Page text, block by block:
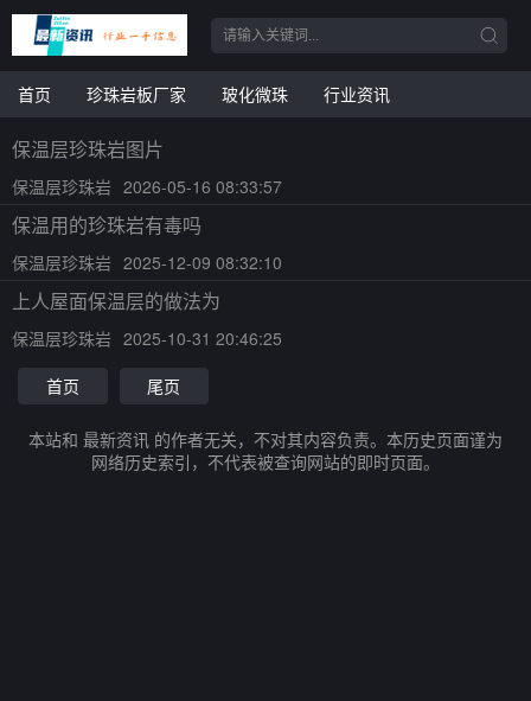
首页 珍珠岩板厂家 玻化微珠 行业资讯
保温层珍珠岩图片
保温层珍珠岩 2026-05-16 08:33:57
保温用的珍珠岩有毒吗
保温层珍珠岩 2025-12-09 08:32:10
上人屋面保温层的做法为
保温层珍珠岩 2025-10-31 20:46:25
首页
尾页
本站和 最新资讯 的作者无关，不对其内容负责。本历史页面谨为
网络历史索引，不代表被查询网站的即时页面。